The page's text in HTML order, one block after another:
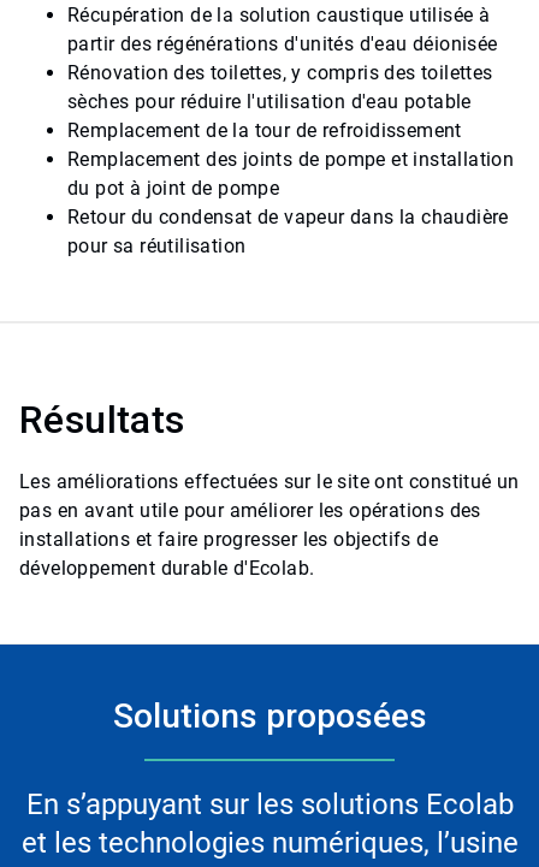
Récupération de la solution caustique utilisée à
partir des régénérations d'unités d'eau déionisée
Rénovation des toilettes, y compris des toilettes
sèches pour réduire l'utilisation d'eau potable
Remplacement de la tour de refroidissement
Remplacement des joints de pompe et installation
du pot à joint de pompe
Retour du condensat de vapeur dans la chaudière
pour sa réutilisation
Résultats
Les améliorations effectuées sur le site ont constitué un
pas en avant utile pour améliorer les opérations des
installations et faire progresser les objectifs de
développement durable d'Ecolab.
Solutions proposées
En s’appuyant sur les solutions Ecolab
et les technologies numériques, l’usine